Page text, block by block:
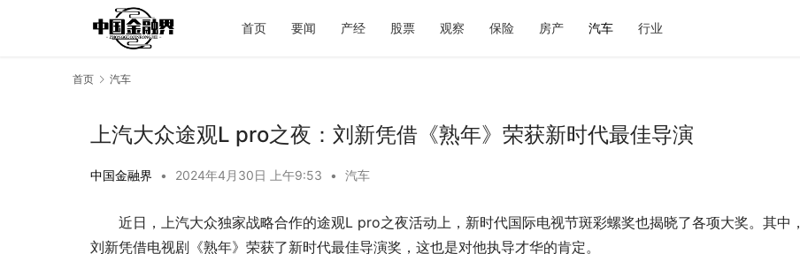
首页 要闻 产经 股票 观察 保险 房产 汽车 行业
首页 汽车
上汽大众途观L pro之夜：刘新凭借《熟年》荣获新时代最佳导演
中国金融界 • 2024年4月30日 上午9:53 • 汽车
近日，上汽大众独家战略合作的途观L pro之夜活动上，新时代国际电视节斑彩螺奖也揭晓了各项大奖。其中，
刘新凭借电视剧《熟年》荣获了新时代最佳导演奖，这也是对他执导才华的肯定。